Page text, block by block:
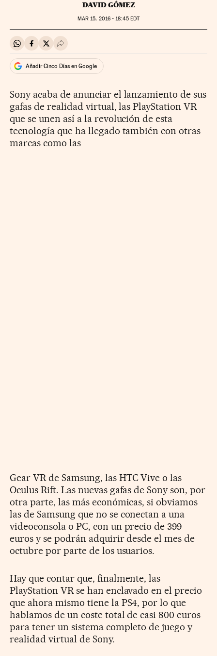
DAVID GÓMEZ
MAR 15, 2016 - 18:45EDT
Compartir en Whatsapp
Compartir en Facebook
Compartir en Twitter
Desplegar Redes Sociales
Añadir Cinco Días en Google
Sony acaba de anunciar el lanzamiento de sus
gafas de realidad virtual, las PlayStation VR
que se unen así a la revolución de esta
tecnología que ha llegado también con otras
marcas como las
Gear VR de Samsung, las HTC Vive o las
Oculus Rift. Las nuevas gafas de Sony son, por
otra parte, las más económicas, si obviamos
las de Samsung que no se conectan a una
videoconsola o PC, con un precio de 399
euros y se podrán adquirir desde el mes de
octubre por parte de los usuarios.
Hay que contar que, finalmente, las
PlayStation VR se han enclavado en el precio
que ahora mismo tiene la PS4, por lo que
hablamos de un coste total de casi 800 euros
para tener un sistema completo de juego y
realidad virtual de Sony.